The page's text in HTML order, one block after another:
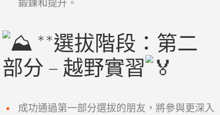
鍛鍊和提升。
**選拔階段：第二
部分 – 越野實習
成功通過第一部分選拔的朋友，將參與更深入